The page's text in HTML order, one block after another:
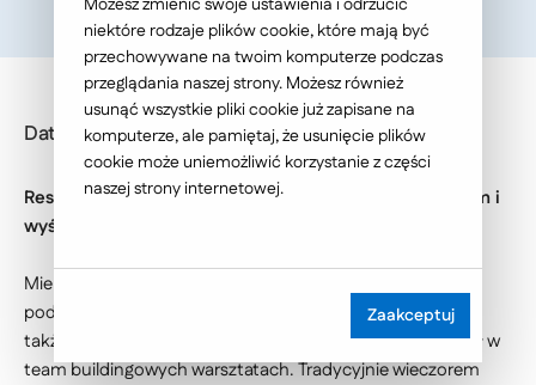
Data publikacji: 2015-10-23
Restauracja zachwyciła nas wysmakowanym wnętrzem i
wyśmienitą kuchnią.
Mieliśmy okazję nie tylko degustować lokalne wina i
podziwiać piękną panoramę Pogórza Strzyżowskiego, ale
także zwiększyć swoje kompetencje miękkie biorąc udział w
team buildingowych warsztatach. Tradycyjnie wieczorem
Możesz zmienić swoje ustawienia i odrzucić
niektóre rodzaje plików cookie, które mają być
przechowywane na twoim komputerze podczas
przeglądania naszej strony. Możesz również
usunąć wszystkie pliki cookie już zapisane na
komputerze, ale pamiętaj, że usunięcie plików
cookie może uniemożliwić korzystanie z części
naszej strony internetowej.
Zaakceptuj